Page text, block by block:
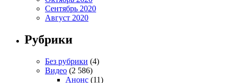
Сентябрь 2020
Август 2020
Рубрики
Без рубрики (4)
Видео (2 586)
Анонс (11)